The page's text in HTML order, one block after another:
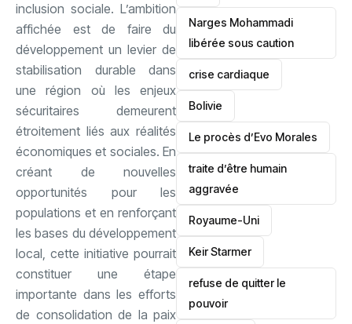
inclusion sociale. L’ambition
affichée est de faire du
développement un levier de
stabilisation durable dans
une région où les enjeux
sécuritaires demeurent
étroitement liés aux réalités
économiques et sociales. En
créant de nouvelles
opportunités pour les
populations et en renforçant
les bases du développement
local, cette initiative pourrait
constituer une étape
importante dans les efforts
de consolidation de la paix
Narges Mohammadi
libérée sous caution
crise cardiaque
‎Bolivie
Le procès d’Evo Morales
traite d’être humain
aggravée
‎Royaume-Uni
Keir Starmer
refuse de quitter le
pouvoir